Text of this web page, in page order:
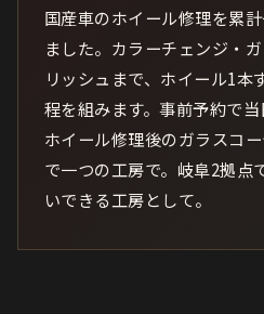
国産車のホイール修理を累
ました。カラーチェンジ・
リッシュまで、ホイール1本
程を組みます。事前予約で当
ホイール修理後のガラスコ
で一つの工房で。岐阜2拠点
いできる工房として。